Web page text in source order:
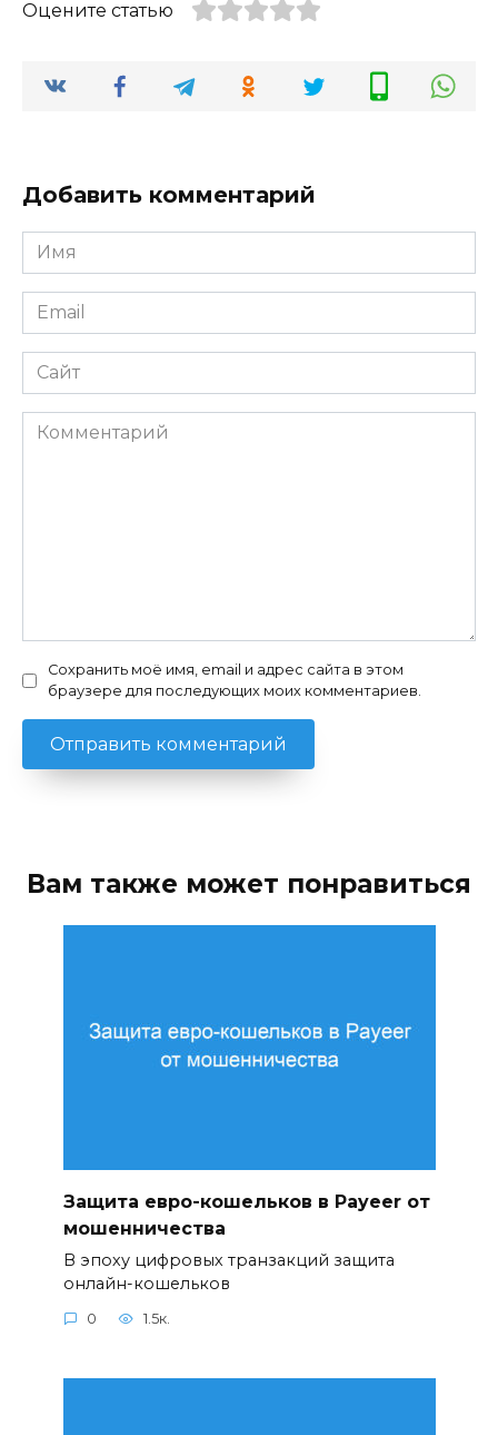
Оцените статью
Добавить комментарий
Имя
*
Email
*
Сайт
Комментарий
Сохранить моё имя, email и адрес сайта в этом
браузере для последующих моих комментариев.
Вам также может понравиться
Защита евро-кошельков в Payeer от
мошенничества
В эпоху цифровых транзакций защита
онлайн-кошельков
0 1.5к.